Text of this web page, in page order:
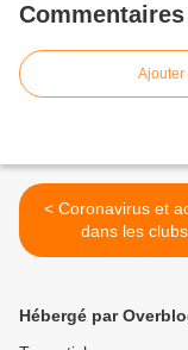
Commentaires
Ajouter
< Coronavirus et activités
dans les clubs..
Hébergé par